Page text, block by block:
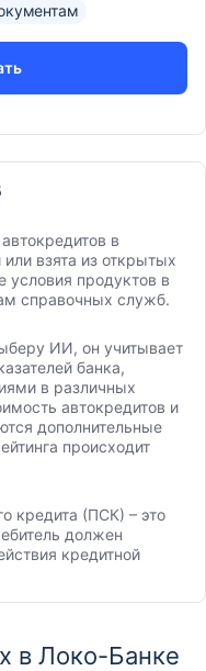
в
взята из открытых
условия продуктов в
справочных служб.
ИИ, он учитывает
банка,
в различных
автокредитов и
дополнительные
происходит
кредита (ПСК) – это
должен
кредитной
в Локо-Банке